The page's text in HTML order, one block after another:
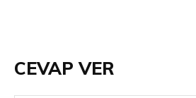
CEVAP VER